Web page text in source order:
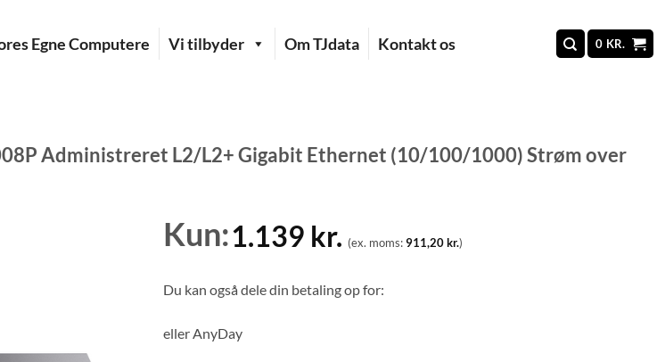
Egne Computere Vi tilbyder Om TJdata Kontakt os 0 KR.
Administreret L2/L2+ Gigabit Ethernet (10/100/1000) Strøm over
Kun:1.139 kr. (ex. moms:911,20kr.)
Du kan også dele din betaling op for:
ellerAnyDay